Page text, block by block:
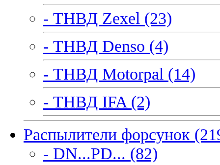
- ТНВД Zexel (23)
- ТНВД Denso (4)
- ТНВД Motorpal (14)
- ТНВД IFA (2)
Распылители форсунок
- DN...PD... (82)